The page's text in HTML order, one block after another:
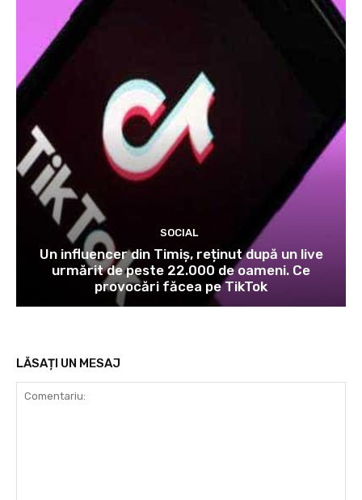
SOCIAL
Un influencer din Timiș, reținut după un live
urmărit de peste 22.000 de oameni. Ce
provocări făcea pe TikTok
LĂSAȚI UN MESAJ